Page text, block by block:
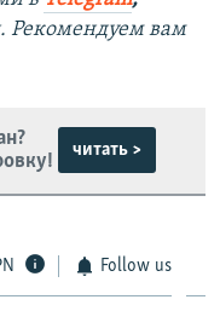
Рекомендуем вам
читать >
Follow us